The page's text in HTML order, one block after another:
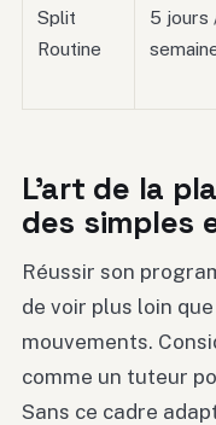
Split
Routine
5 jours
L’art de la
des simples
Réussir son
de voir plus loin
mouvements.
comme un tuteur
Sans ce cadre